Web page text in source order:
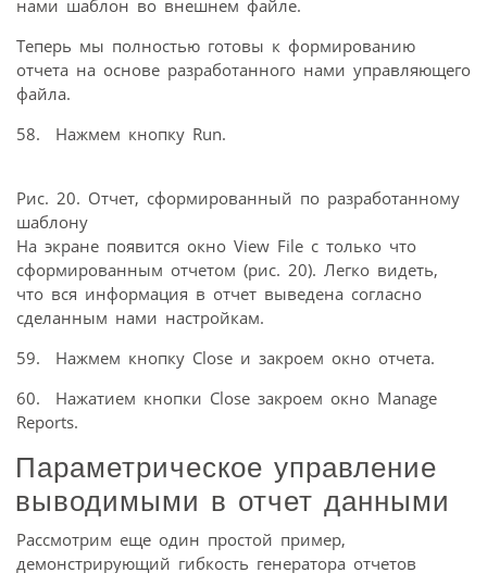
нами шаблон во внешнем файле.
Теперь мы полностью готовы к формированию
отчета на основе разработанного нами управляющего
файла.
58. Нажмем кнопку Run.
Рис. 20. Отчет, сформированный по разработанному
шаблону
На экране появится окно View File с только что
сформированным отчетом (рис. 20). Легко видеть,
что вся информация в отчет выведена согласно
сделанным нами настройкам.
59. Нажмем кнопку Close и закроем окно отчета.
60. Нажатием кнопки Close закроем окно Manage
Reports.
Параметрическое управление
выводимыми в отчет данными
Рассмотрим еще один простой пример,
демонстрирующий гибкость генератора отчетов